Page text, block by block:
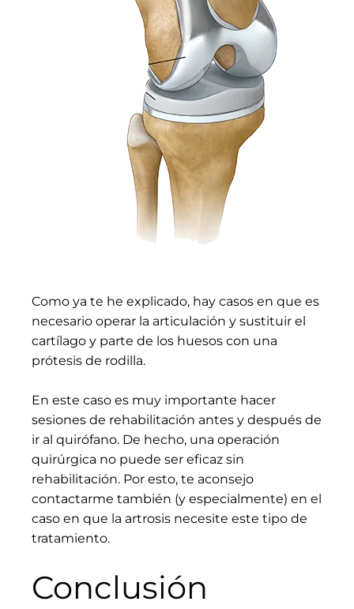
Como ya te he explicado, hay casos en que es
necesario operar la articulación y sustituir el
cartílago y parte de los huesos con una
prótesis de rodilla.
En este caso es muy importante hacer
sesiones de rehabilitación antes y después de
ir al quirófano. De hecho, una operación
quirúrgica no puede ser eficaz sin
rehabilitación. Por esto, te aconsejo
contactarme también (y especialmente) en el
caso en que la artrosis necesite este tipo de
tratamiento.
Conclusión